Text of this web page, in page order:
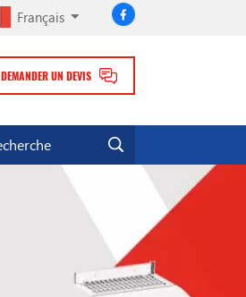
Français
DEMANDER UN DEVIS